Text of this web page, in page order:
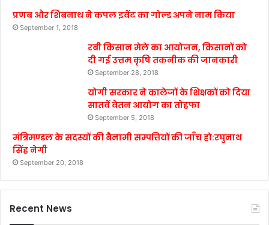
प्रणब और शिबनाथ ने कपल इवेंट का गोल्ड अपने नाम किया
September 1, 2018
रबी किसान मेले का आयोजन, किसानों को
दी गई उत्तम कृषि तकनीक की जानकारी
September 28, 2018
योगी सरकार ने कालेजों के शिक्षकों को दिया
सातवें वेतन आयोग का तोहफा
September 5, 2018
मंत्रिमण्डल के सदस्यों की बैनामी सम्पत्तियों की जाँच हो:रघुनाथ
सिंह नेगी
September 20, 2018
Recent News